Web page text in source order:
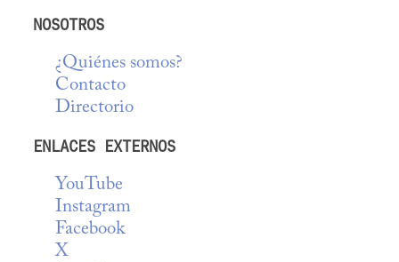
NOSOTROS
¿Quiénes somos?
Contacto
Directorio
ENLACES EXTERNOS
YouTube
Instagram
Facebook
X